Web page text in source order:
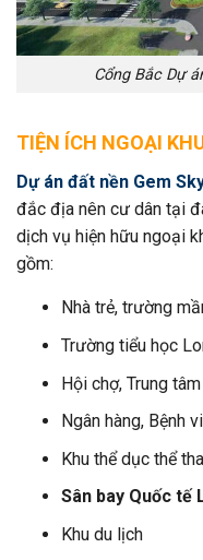
Cổng Bắc Dự
TIỆN ÍCH NGOẠI
Dự án đất nền Gem
đắc địa nên cư dân tại
dịch vụ hiện hữu ngoại
gồm:
Nhà trẻ, trường
Trường tiểu học
Hội chợ, Trung
Ngân hàng, Bệnh
Khu thể dục thể
Sân bay Quốc tế
Khu du lịch